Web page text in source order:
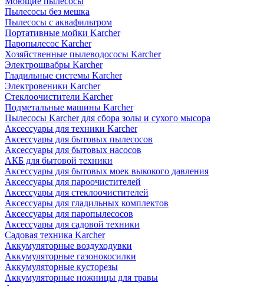
Пылесосы без мешка
Пылесосы с аквафильтром
Портативные мойки Karcher
Паропылесос Karcher
Хозяйственные пылеводососы Karcher
Электрошвабры Karcher
Гладильные системы Karcher
Электровеники Karcher
Стеклоочистители Karcher
Подметальные машины Karcher
Пылесосы Karcher для сбора золы и сухого мысора
Аксессуары для техники Karcher
Аксессуары для бытовых пылесосов
Аксессуары для бытовых насосов
АКБ для бытовой техники
Аксессуары для бытовых моек выкокого давления
Аксессуары для пароочистителей
Аксессуары для стеклоочистителей
Аксессуары для гладильных комплектов
Аксессуары для паропылесосов
Аксессуары для садовой техники
Садовая техника Karcher
Аккумуляторные воздуходувки
Аккумуляторные газонокосилки
Аккумуляторные кусторезы
Аккумуляторные ножницы для травы